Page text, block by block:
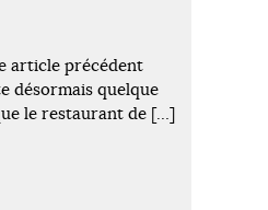
article précédent
désormais quelque
le restaurant de […]